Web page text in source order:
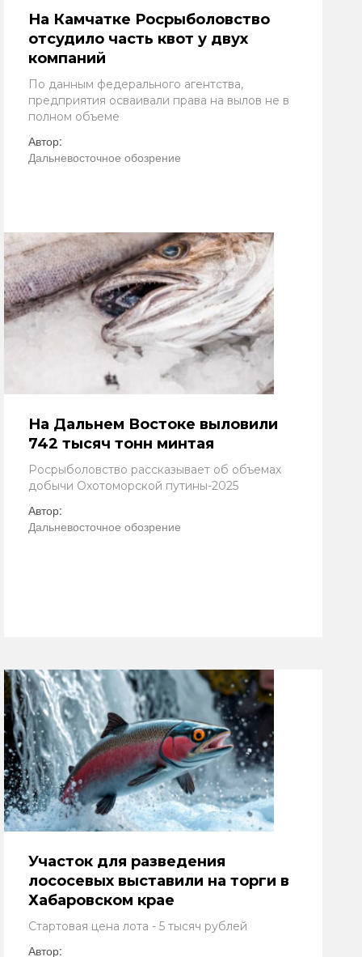
На Камчатке Росрыболовство
отсудило часть квот у двух
компаний
По данным федерального агентства,
предприятия осваивали права на вылов не в
полном объеме
Автор:
Дальневосточное обозрение
На Дальнем Востоке выловили
742 тысяч тонн минтая
Росрыболовство рассказывает об объемах
добычи Охотоморской путины-2025
Автор:
Дальневосточное обозрение
Участок для разведения
лососевых выставили на торги в
Хабаровском крае
Стартовая цена лота - 5 тысяч рублей
Автор: